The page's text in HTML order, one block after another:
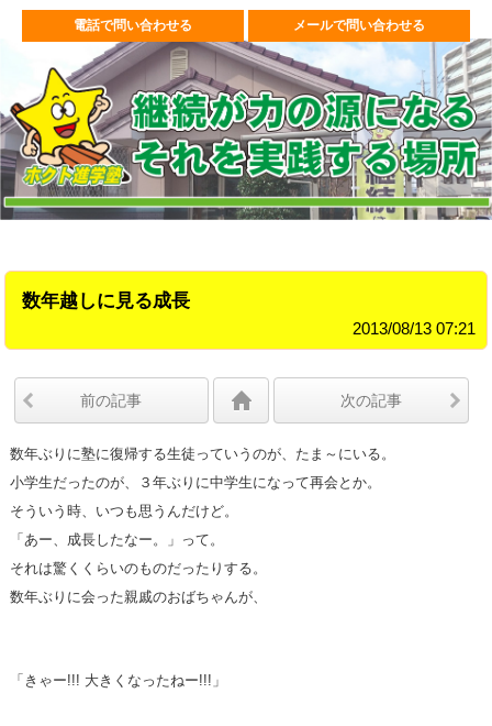
電話で問い合わせる メールで問い合わせる
数年越しに見る成長
2013/08/13 07:21
前の記事 次の記事
数年ぶりに塾に復帰する生徒っていうのが、たま～にいる。
小学生だったのが、３年ぶりに中学生になって再会とか。
そういう時、いつも思うんだけど。
「あー、成長したなー。」って。
それは驚くくらいのものだったりする。
数年ぶりに会った親戚のおばちゃんが、
「きゃー!!! 大きくなったねー!!!」